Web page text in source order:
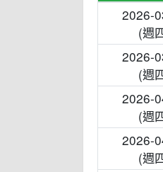
2026-
(週
2026-
(週
2026-
(週
2026-
(週